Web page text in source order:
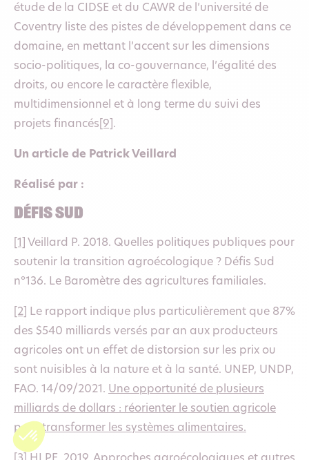
étude de la CIDSE et du CAWR de l’université de
Coventry liste des pistes de développement dans ce
domaine, en mettant l’accent sur les dimensions
socio-politiques, la co-gouvernance, l’égalité des
droits, ou encore le caractère flexible,
multidimensionnel et à long terme du suivi des
projets financés [9] .
Un article de Patrick Veillard
Réalisé par :
Défis Sud
[1]
Veillard P. 2018. Quelles politiques publiques pour
soutenir la transition agroécologique ? Défis Sud
n°136. Le Baromètre des agricultures familiales.
[2]
Le rapport indique plus particulièrement que 87%
des $540 milliards versés par an aux producteurs
agricoles ont un effet de distorsion sur les prix ou
sont nuisibles à la nature et à la santé. UNEP, UNDP,
FAO. 14/09/2021. Une opportunité de plusieurs
milliards de dollars : réorienter le soutien agricole
pour transformer les systèmes alimentaires.